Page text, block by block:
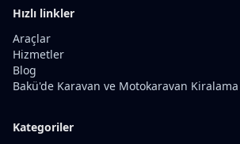
Hızlı linkler
Araçlar
Hizmetler
Blog
Bakü'de Karavan ve Motokaravan Kiralama
Kategoriler